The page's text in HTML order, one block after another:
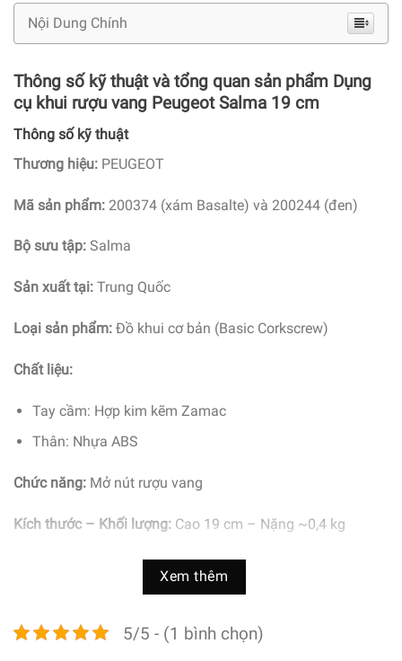
Nội Dung Chính
Thông số kỹ thuật và tổng quan sản phẩm Dụng
cụ khui rượu vang Peugeot Salma 19 cm
Thông số kỹ thuật
Thương hiệu: PEUGEOT
Mã sản phẩm: 200374 (xám Basalte) và 200244 (đen)
Bộ sưu tập: Salma
Sản xuất tại: Trung Quốc
Loại sản phẩm: Đồ khui cơ bản (Basic Corkscrew)
Chất liệu:
Tay cầm: Hợp kim kẽm Zamac
Thân: Nhựa ABS
Chức năng: Mở nút rượu vang
Kích thước – Khối lượng: Cao 19 cm – Nặng ~0,4 kg
5/5 - (1 bình chọn)
Xem thêm
5/5 - (1 bình chọn)